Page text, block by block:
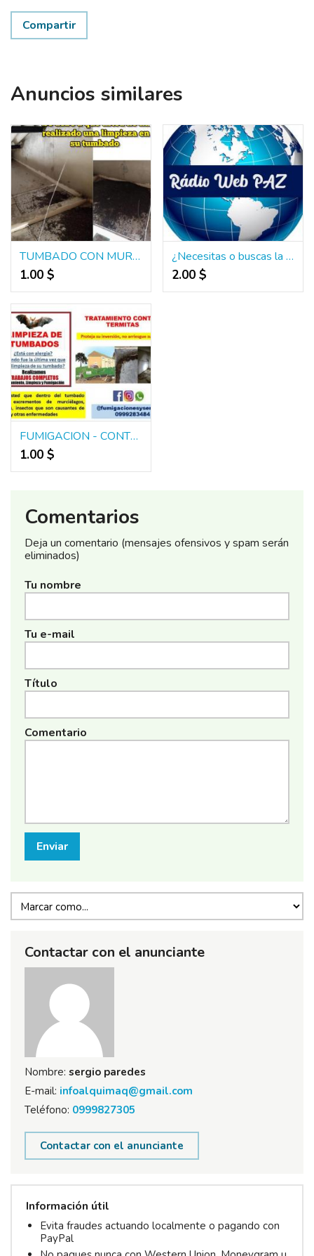
Compartir
Anuncios similares
TUMBADO CON MURCIELAGOS (DESINFECCION) GUAYAS 0999283484
1.00 $
¿Necesitas o buscas la Paz? Entonces prueba Radio Web Paz
2.00 $
FUMIGACION - CONTROL DE PLAGAS - 0999283484
1.00 $
Comentarios
Deja un comentario (mensajes ofensivos y spam serán
eliminados)
Tu nombre
Tu e-mail
Título
Comentario
Enviar
Contactar con el anunciante
Nombre: sergio paredes
E-mail: infoalquimaq@gmail.com
Teléfono: 0999827305
Contactar con el anunciante
Información útil
Evita fraudes actuando localmente o pagando con
PayPal